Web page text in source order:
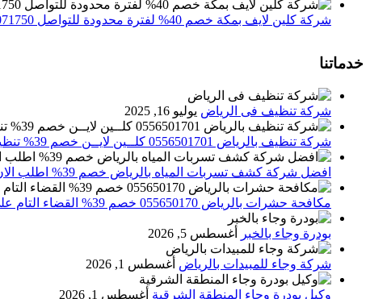
شركة كلين لايف بمكة خصم 40% لفترة محدودة للتواصل 0552071750 نصلك اينما كنت
خدماتنا
شركة تنظيف فى الرياض يوليو 16, 2025
شركة تنظيف بالرياض 0556501701 كلــين لايــن خصم 39% تنظيف وتعقيم المنازل باحدث الاجهزة
افضل شركة كشف تسربات المياه بالرياض خصم 39% اطلب الان 0556501701‬‏ – تقارير معتمدة
مكافحة حشرات بالرياض 055650170 خصم 39% القضاء التام علي الحشرات والقوارض
بودرة وجاء بالخبر أغسطس 5, 2026
شركة وجاء للمبيدات بالرياض أغسطس 1, 2026
وكيل بودرة وجاء المنطقة الشرقية أغسطس 1, 2026